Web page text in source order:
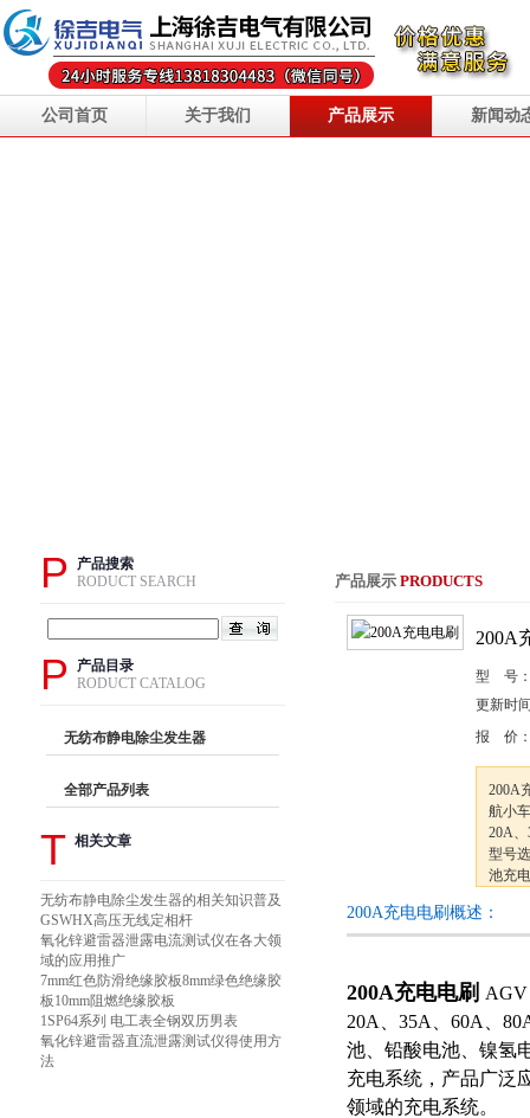
公司首页 关于我们 产品展示 新闻动
产品展示 PRODUCTS
200A
型 号
更新时
报 价
200A
航小
20A
型号
池充
金、
200A充电电刷概述：
200A充电电刷
20A、35A、60A、
池、铅酸电池、镍氢
充电系统，产品广泛
领域的充电系统。
P
产品搜索
RODUCT SEARCH
P
产品目录
RODUCT CATALOG
无纺布静电除尘发生器
全部产品列表
T 相关文章
无纺布静电除尘发生器的相关知识普及
GSWHX高压无线定相杆
氧化锌避雷器泄露电流测试仪在各大领
域的应用推广
7mm红色防滑绝缘胶板8mm绿色绝缘胶
板10mm阻燃绝缘胶板
1SP64系列 电工表全钢双历男表
氧化锌避雷器直流泄露测试仪得使用方
法